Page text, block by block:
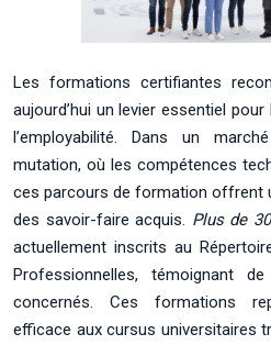
Les formations certifiantes
aujourd’hui un levier essentiel
l’employabilité. Dans un
mutation, où les compétences
ces parcours de formation offrent
des savoir-faire acquis. Plus de
actuellement inscrits au
Professionnelles, témoignant
concernés. Ces formations
efficace aux cursus universitaires